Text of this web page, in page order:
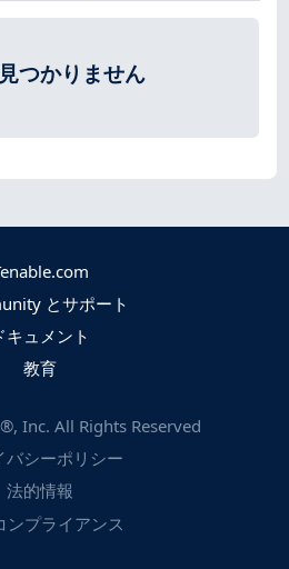
つかりません
とサポート
キュメント
教育
Inc. All Rights Reserved
バシーポリシー
法的情報
ンプライアンス